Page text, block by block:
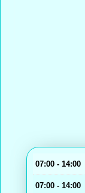
14:00 - 07:00
14:00 - 07:00